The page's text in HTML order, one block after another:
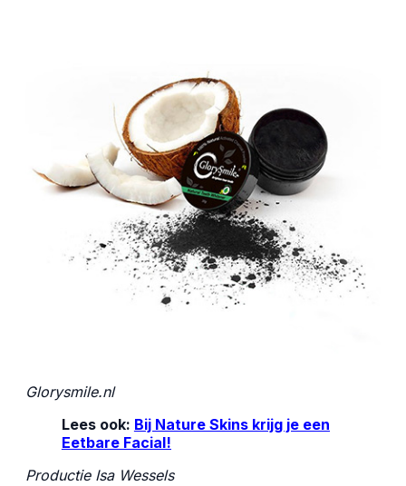
Glorysmile.nl
Lees ook: Bij Nature Skins krijg je een
Eetbare Facial!
Productie Isa Wessels